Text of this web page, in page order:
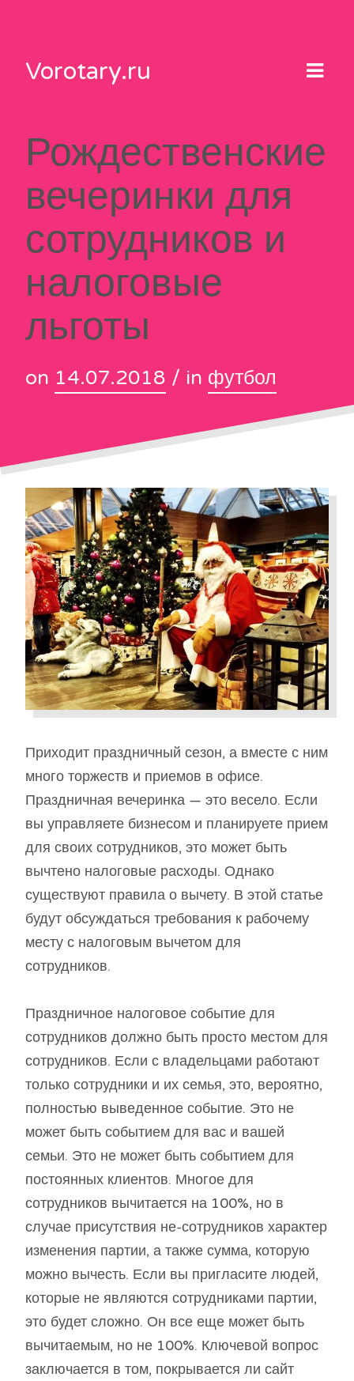
contentVorotary.ru
Рождественские
вечеринки для
сотрудников и
налоговые
льготы
on 14.07.2018 / in футбол
Приходит праздничный сезон, а вместе с ним
много торжеств и приемов в офисе.
Праздничная вечеринка — это весело. Если
вы управляете бизнесом и планируете прием
для своих сотрудников, это может быть
вычтено налоговые расходы. Однако
существуют правила о вычету. В этой статье
будут обсуждаться требования к рабочему
месту с налоговым вычетом для
сотрудников.
Праздничное налоговое событие для
сотрудников должно быть просто местом для
сотрудников. Если с владельцами работают
только сотрудники и их семья, это, вероятно,
полностью выведенное событие. Это не
может быть событием для вас и вашей
семьи. Это не может быть событием для
постоянных клиентов. Многое для
сотрудников вычитается на 100%, но в
случае присутствия не-сотрудников характер
изменения партии, а также сумма, которую
можно вычесть. Если вы пригласите людей,
которые не являются сотрудниками партии,
это будет сложно. Он все еще может быть
вычитаемым, но не 100%. Ключевой вопрос
заключается в том, покрывается ли сайт